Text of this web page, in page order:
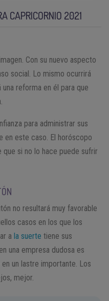
CAPRICORNIO 2021
Con su nuevo aspecto
social. Lo mismo ocurrirá
reforma en él para que
para administrar sus
en este caso. El horóscopo
si no lo hace puede sufrir
no resultará muy favorable
casos en los que los
a la suerte tiene sus
una empresa dudosa es
un lastre importante. Los
mejor.